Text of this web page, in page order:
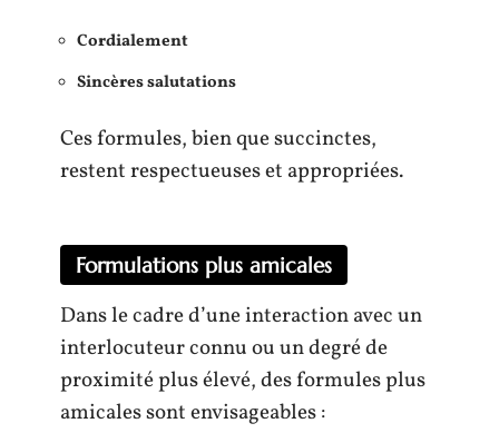
Cordialement
Sincères salutations
Ces formules, bien que succinctes,
restent respectueuses et appropriées.
Formulations plus amicales
Dans le cadre d’une interaction avec un
interlocuteur connu ou un degré de
proximité plus élevé, des formules plus
amicales sont envisageables :